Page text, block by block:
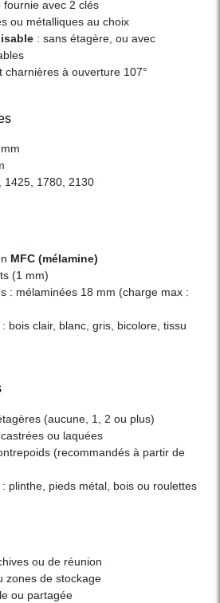
fournie avec 2 clés
ou métalliques au choix
: sans étagère, ou avec
charnières à ouverture 107°
1425, 1780, 2130
MFC (mélamine)
(1 mm)
: mélaminées 18 mm (charge max :
bois clair, blanc, gris, bicolore, tissu
(aucune, 1, 2 ou plus)
ou laquées
(recommandés à partir de
plinthe, pieds métal, bois ou roulettes
ou de réunion
zones de stockage
ou partagée